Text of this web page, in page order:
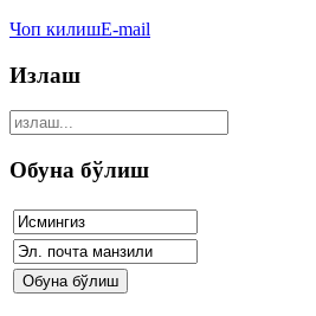
Чоп килишE-mail
Излаш
Обуна бўлиш